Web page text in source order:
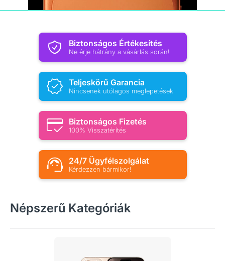
Biztonságos Értékesítés
Ne érje hátrány a vásárlás során!
Teljeskörű Garancia
Nincsenek utólagos meglepetések
Biztonságos Fizetés
100% Visszatérítés
24/7 Ügyfélszolgálat
Kérdezzen bármikor!
Népszerű Kategóriák